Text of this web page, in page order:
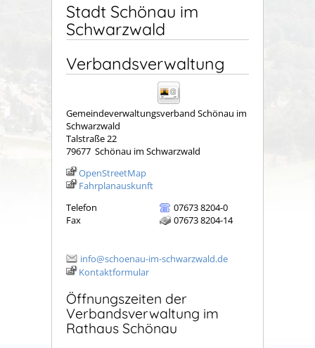
Stadt Schönau im
Schwarzwald
Verbandsverwaltung
Gemeindeverwaltungsverband Schönau im
Schwarzwald
Talstraße 22
79677 Schönau im Schwarzwald
OpenStreetMap
Fahrplanauskunft
Telefon
07673 8204-0
Fax
07673 8204-14
info@schoenau-im-schwarzwald.de
Kontaktformular
Öffnungszeiten der
Verbandsverwaltung im
Rathaus Schönau